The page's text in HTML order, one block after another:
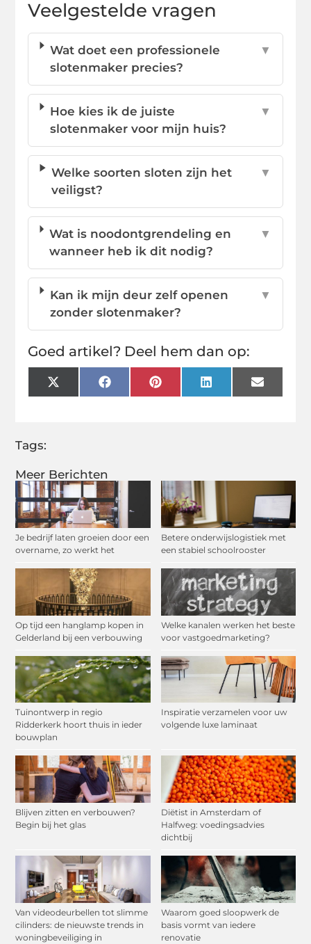
Meer Berichten
Je bedrijf laten groeien door een
overname, zo werkt het
Betere onderwijslogistiek met
een stabiel schoolrooster
Op tijd een hanglamp kopen in
Gelderland bij een verbouwing
Welke kanalen werken het beste
voor vastgoedmarketing?
Tuinontwerp in regio
Ridderkerk hoort thuis in ieder
bouwplan
Inspiratie verzamelen voor uw
volgende luxe laminaat
Blijven zitten en verbouwen?
Begin bij het glas
Diëtist in Amsterdam of
Halfweg: voedingsadvies
dichtbij
Van videodeurbellen tot slimme
cilinders: de nieuwste trends in
woningbeveiliging in
Waarom goed sloopwerk de
basis vormt van iedere
renovatie
Veelgestelde vragen
Wat doet een professionele
slotenmaker precies?
▼
Hoe kies ik de juiste
slotenmaker voor mijn huis?
▼
Welke soorten sloten zijn het
veiligst?
▼
Wat is noodontgrendeling en
wanneer heb ik dit nodig?
▼
Kan ik mijn deur zelf openen
zonder slotenmaker?
▼
Goed artikel? Deel hem dan op:
X
(Twitter)
FacebookPinterestLinkedInEmail
Tags: